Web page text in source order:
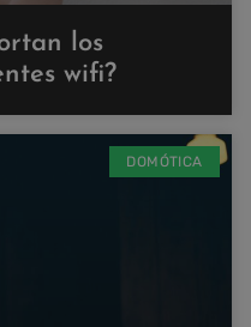
los
wifi?
DOMÓTICA